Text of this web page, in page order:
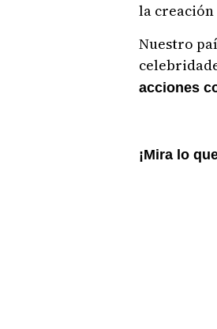
la creación
Nuestro
acciones
¡Mira lo